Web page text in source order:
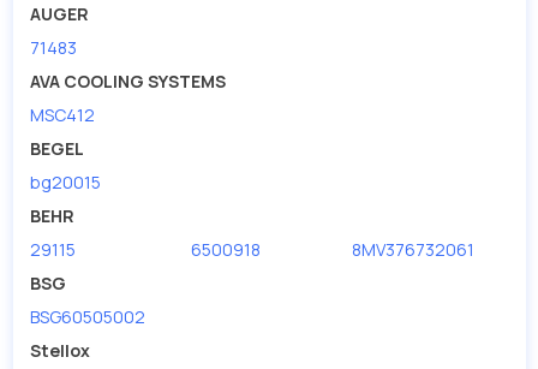
AUGER
71483
AVA COOLING SYSTEMS
MSC412
BEGEL
bg20015
BEHR
29115
6500918
8MV376732061
BSG
BSG60505002
Stellox